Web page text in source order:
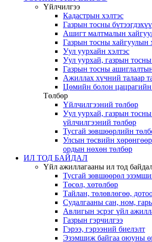
Үйлчилгээ
Кадастрын хэлтэс
Газрын тосны
Ашигт малтмалын
Газрын тосны хайгуулын
Уул уурхайн хэлтэс
Уул уурхай, газрын
Газрын тосны
Ажиллах хүчний талаар
Цөмийн болон цацрагийн
Төлбөр
Үйлчилгээний төлбөр
Уул уурхай, газрын
үйлчилгээний төлбөр
Тусгай зөвшөөрлийн
Улсын төсвийн
ордын нөхөн төлбөр
ИЛ ТОД БАЙДАЛ
Үйл ажиллагааны ил тод
Тусгай зөвшөөрөл
Төсөл, хөтөлбөр
Тайлан, төлөвлөгөө,
Судалгааны сан, ном,
Авлигын эсрэг үйл
Газрын гэрчилгээ
Гэрээ, гэрээний биелэлт
Эзэмшиж байгаа оюуны